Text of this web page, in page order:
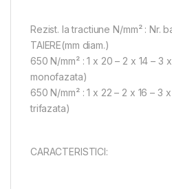
Rezist. la tractiune N/mm² : Nr.
TAIERE(mm diam.)
650 N/mm² : 1 x 20 – 2 x 14 – 3
monofazata)
650 N/mm² : 1 x 22 – 2 x 16 – 3
trifazata)
CARACTERISTICI: